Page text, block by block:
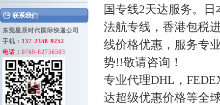
联系我们
东莞星辰时代国际快递公司
手机： 137-2358-9252
电话： 0769-82756503
国专线2天达服务。
法航专线，香港包税
线价格优惠，服务专
势!!敬请咨询！
专业代理DHL，
达超级优惠价格等全